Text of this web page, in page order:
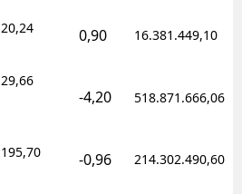
20,24 0,90 16.381.449,10
29,66
-4,20 518.871.666,06
195,70 -0,96 214.302.490,60